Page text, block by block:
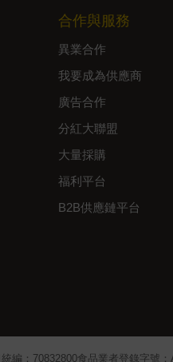
合作與服務
異業合作
我要成為供應商
廣告合作
分紅大聯盟
大量採購
福利平台
B2B供應鏈平台
統編：70832800食品業者登錄字號：